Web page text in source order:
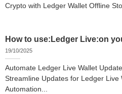
Crypto with Ledger Wallet Offline
How to use:Ledger Live:on
19/10/2025
Automate Ledger Live Wallet
Streamline Updates for Ledger Live
Automation...